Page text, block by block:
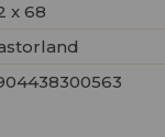
x 68